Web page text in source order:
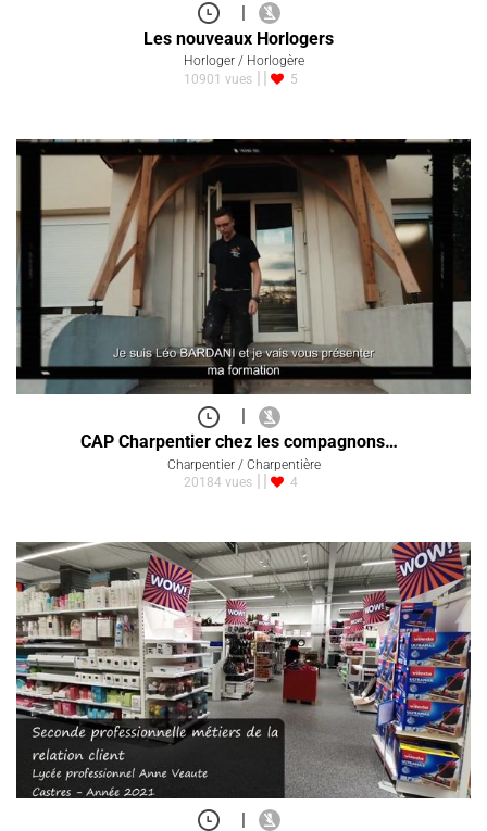
|
Les nouveaux Horlogers
Horloger / Horlogère
10901 vues
5
|
CAP Charpentier chez les compagnons…
Charpentier / Charpentière
20184 vues
4
|